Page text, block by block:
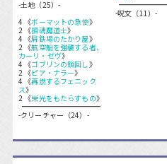
-土地（25）-
4 《ボーマットの急使》
2 《損魂魔道士》
4 《屑鉄場のたかり屋》
2 《航空船を強襲する者、
カーリ・ゼヴ》
4 《ゴブリンの鎖回し》
2 《ピア・ナラー》
4 《再燃するフェニック
ス》
2 《栄光をもたらすもの》
-クリーチャー（24）-
-呪文（11）-